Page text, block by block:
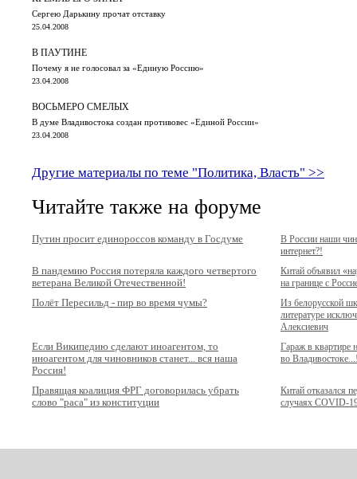
Сергею Дарькину прочат отставку
25.04.2008
В ПАУТИНЕ
Почему я не голосовал за «Единую Россию»
23.04.2008
ВОСЬМЕРО СМЕЛЫХ
В думе Владивостока создан противовес «Единой России»
23.04.2008
Другие материалы по теме "Политика, Власть" >>
Читайте также на форуме
Путин просит единороссов команду в Госдуме
В России наши
интернет?!
В пандемию Россия потеряла каждого четвертого
ветерана Великой Отечественной!
Китай объявил
на границе с
Полёт Пересильд - пир во время чумы?
Из белорусской
литературе
Алексиевич
Если Википедию сделают иноагентом, то
иноагентом для чиновников станет... вся наша
Россия!
Гараж в
во
Правящая коалиция ФРГ договорилась убрать
слово "раса" из конституции
Китай отказался
случаях COVID-